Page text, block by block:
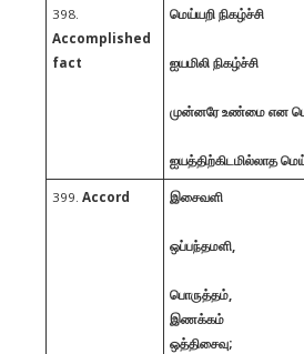
398.
Accomplished
fact
மெய்யறி நிகழ்ச்சி
ஐயமிலி நிகழ்ச்சி
முன்னரே உண்மை என
ஐயத்திற்கிடமில்லாத
399.Accord இசைவளி
ஒப்பந்தமளி,
பொருத்தம்,
இணக்கம்
ஒத்திசைவு;